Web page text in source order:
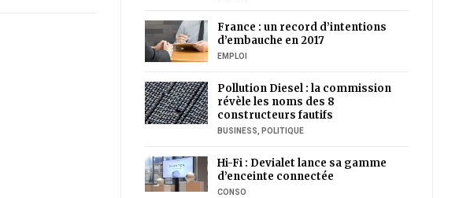
France : un record d’intentions
d’embauche en 2017
EMPLOI
Pollution Diesel : la commission
révèle les noms des 8
constructeurs fautifs
BUSINESS, POLITIQUE
Hi-Fi : Devialet lance sa gamme
d’enceinte connectée
CONSO